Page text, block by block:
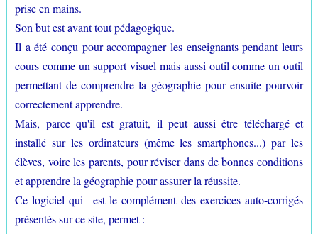
Fonds de cartes
Carnet de voyage
Contact
prise en mains.
Son but est avant tout pédagogique.
Il a été conçu pour accompagner les enseignants pendant leurs
cours comme un support visuel mais aussi outil comme un outil
permettant de comprendre la géographie pour ensuite pourvoir
correctement apprendre.
Mais, parce qu'il est gratuit, il peut aussi être téléchargé et
installé sur les ordinateurs (même les smartphones...) par les
élèves, voire les parents, pour réviser dans de bonnes conditions
et apprendre la géographie pour assurer la réussite.
Ce logiciel qui est le complément des exercices auto-corrigés
présentés sur ce site, permet :